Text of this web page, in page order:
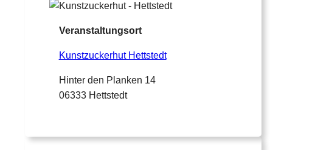
Veranstaltungsort
Kunstzuckerhut Hettstedt
Hinter den Planken 14
06333 Hettstedt